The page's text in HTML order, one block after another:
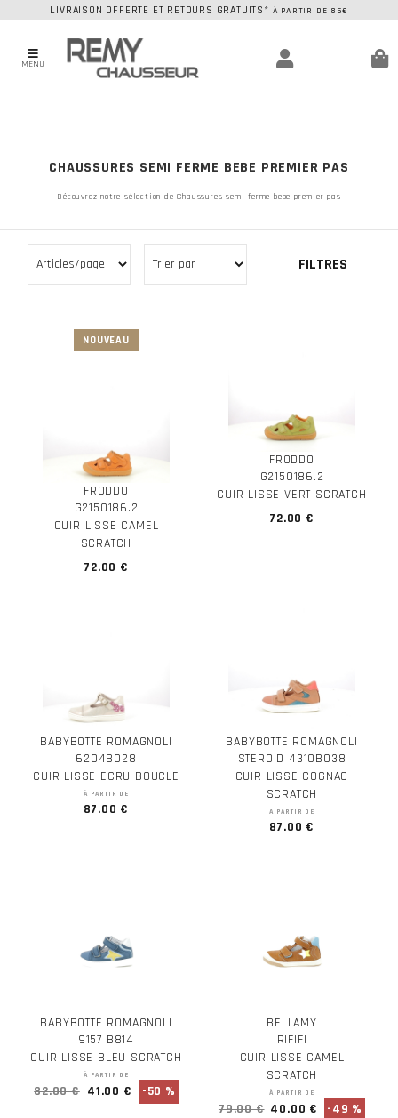
LIVRAISON OFFERTE ET RETOURS GRATUITS* À PARTIR DE 85€
MENU
CHAUSSURES SEMI FERME BEBE PREMIER PAS
Découvrez notre sélection de Chaussures semi ferme bebe premier pas
FILTRES
FRODDO
G2150186.2
CUIR LISSE CAMEL
SCRATCH
72.00 €
FRODDO
G2150186.2
CUIR LISSE VERT SCRATCH
72.00 €
BABYBOTTE ROMAGNOLI
6204B028
CUIR LISSE ECRU BOUCLE
À PARTIR DE
87.00 €
BABYBOTTE ROMAGNOLI
STEROID 4310B038
CUIR LISSE COGNAC
SCRATCH
À PARTIR DE
87.00 €
BABYBOTTE ROMAGNOLI
9157 B814
CUIR LISSE BLEU SCRATCH
À PARTIR DE
82.00 € 41.00 € -50 %
BELLAMY
RIFIFI
CUIR LISSE CAMEL
SCRATCH
À PARTIR DE
79.00 € 40.00 € -49 %